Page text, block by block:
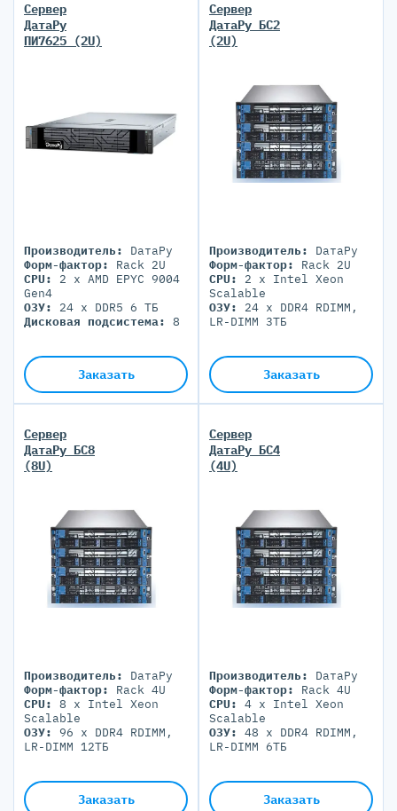
Сервер
ДатаРу
ПИ7625 (2U)
Производитель:
DатаРу
Форм-фактор:
Rack 2U
CPU:
2 x AMD EPYC 9004
Gen4
ОЗУ:
24 x DDR5 6 ТБ
Дисковая подсистема: 8
800-2800W
Заказать
Сервер
ДатаРу БС2
(2U)
Производитель:
DатаРу
Форм-фактор:
Rack 2U
CPU:
2 x Intel Xeon
Scalable
ОЗУ:
24 x DDR4 RDIMM,
LR-DIMM 3ТБ
Блоки питания:
2000W
Заказать
Сервер
ДатаРу БС8
(8U)
Производитель:
DатаРу
Форм-фактор:
Rack 4U
CPU: 8 x Intel Xeon
Scalable
ОЗУ:
96 x DDR4 RDIMM,
LR-DIMM 12ТБ
NVMe
Блоки питания:8 PSU
Заказать
Сервер
ДатаРу БС4
(4U)
Производитель:
DатаРу
Форм-фактор:
Rack 4U
CPU: 4 x Intel Xeon
Scalable
ОЗУ: 48 x DDR4 RDIMM,
LR-DIMM 6ТБ
Блоки питания:
2000W
Заказать